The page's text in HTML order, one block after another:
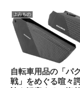
くしてみた
よみもの
自転車用品の「パ
戦」をめぐる喧々